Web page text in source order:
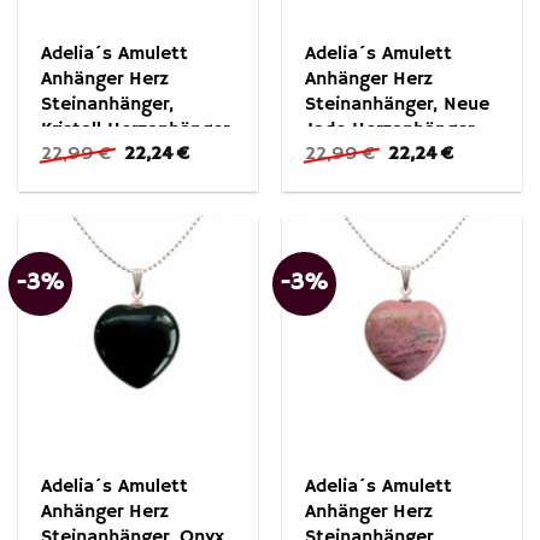
Adelia´s Amulett
Anhänger Herz
Steinanhänger,
Kristall Herzanhänger
– Symbol der
22,99€ Ursprünglicher
war:
22,24€
ist:
22,24 €.
Adelia´s Amulett
Anhänger Herz
Steinanhänger, Neue
Jade Herzanhänger –
Kontrolle über das
22,99€ Ursprünglicher
war:
22,24€
ist:
22,24 €.
-3%
Adelia´s Amulett
Anhänger Herz
-3%
Adelia´s Amulett
Anhänger Herz